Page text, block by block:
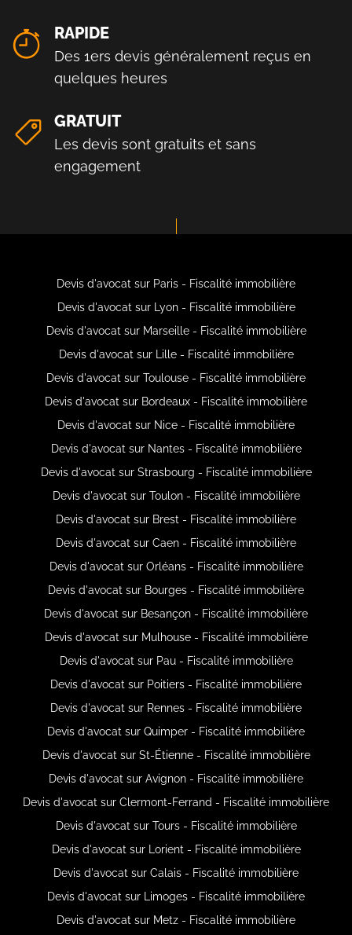
RAPIDE
Des 1ers devis généralement reçus en
quelques heures
GRATUIT
Les devis sont gratuits et sans
engagement
Devis d'avocat sur Paris - Fiscalité immobilière
Devis d'avocat sur Lyon - Fiscalité immobilière
Devis d'avocat sur Marseille - Fiscalité immobilière
Devis d'avocat sur Lille - Fiscalité immobilière
Devis d'avocat sur Toulouse - Fiscalité immobilière
Devis d'avocat sur Bordeaux - Fiscalité immobilière
Devis d'avocat sur Nice - Fiscalité immobilière
Devis d'avocat sur Nantes - Fiscalité immobilière
Devis d'avocat sur Strasbourg - Fiscalité immobilière
Devis d'avocat sur Toulon - Fiscalité immobilière
Devis d'avocat sur Brest - Fiscalité immobilière
Devis d'avocat sur Caen - Fiscalité immobilière
Devis d'avocat sur Orléans - Fiscalité immobilière
Devis d'avocat sur Bourges - Fiscalité immobilière
Devis d'avocat sur Besançon - Fiscalité immobilière
Devis d'avocat sur Mulhouse - Fiscalité immobilière
Devis d'avocat sur Pau - Fiscalité immobilière
Devis d'avocat sur Poitiers - Fiscalité immobilière
Devis d'avocat sur Rennes - Fiscalité immobilière
Devis d'avocat sur Quimper - Fiscalité immobilière
Devis d'avocat sur St-Étienne - Fiscalité immobilière
Devis d'avocat sur Avignon - Fiscalité immobilière
Devis d'avocat sur Clermont-Ferrand - Fiscalité immobilière
Devis d'avocat sur Tours - Fiscalité immobilière
Devis d'avocat sur Lorient - Fiscalité immobilière
Devis d'avocat sur Calais - Fiscalité immobilière
Devis d'avocat sur Limoges - Fiscalité immobilière
Devis d'avocat sur Metz - Fiscalité immobilière